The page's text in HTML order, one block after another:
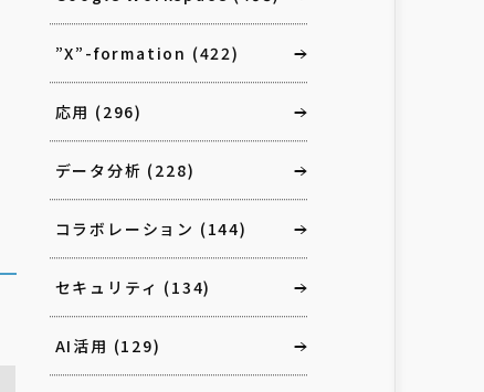
”X”-formation (422)
応用 (296)
データ分析 (228)
コラボレーション (144)
セキュリティ (134)
AI活用 (129)